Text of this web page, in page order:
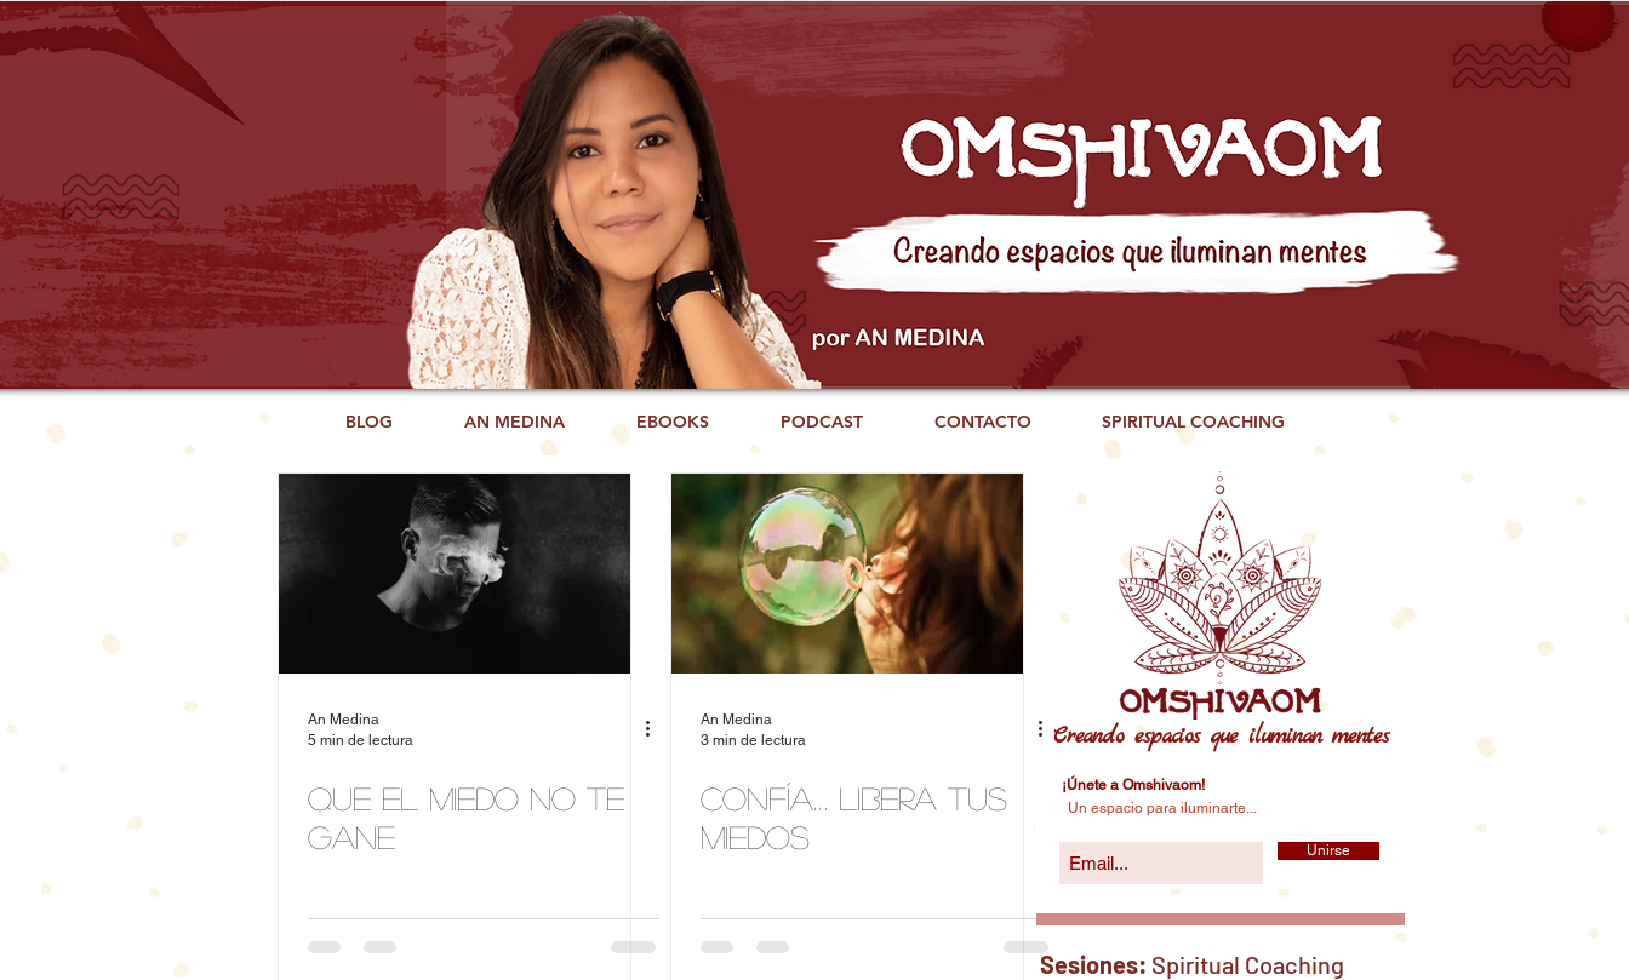
BLOG AN MEDINA EBOOKS PODCAST CONTACTO SPIRITUAL COACHING
An Medina
5 min de lectura
Que el miedo no te
gane
An Medina
3 min de lectura
Confía… Libera tus
miedos
Creando espacios que iluminan mentes
¡Únete a Omshivaom!
Un espacio para iluminarte...
Unirse
Sesiones: Spiritual Coaching